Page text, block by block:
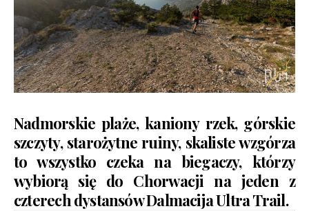
Nadmorskie plaże, kaniony rzek, górskie
szczyty, starożytne ruiny, skaliste wzgórza
to wszystko czeka na biegaczy, którzy
wybiorą się do Chorwacji na jeden z
czterech dystansówDalmacija Ultra Trail.